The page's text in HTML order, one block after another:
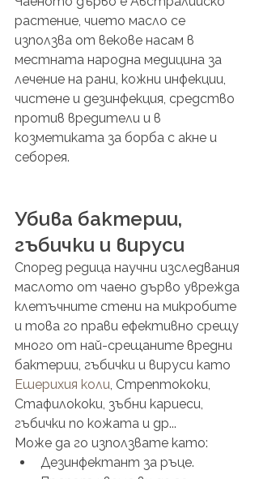
растение, чието масло се
използва от векове насам в
местната народна медицина за
лечение на рани, кожни инфекции,
чистене и дезинфекция, средство
против вредители и в
козметиката за борба с акне и
себорея.
Убива бактерии,
гъбички и вируси
Според редица научни изследвания
маслото от чаено дърво уврежда
клетъчните стени на микробите
и това го прави ефективно срещу
много от най-срещаните вредни
бактерии, гъбички и вируси като
Ешерихия коли, Стрептококи,
Стафилококи, зъбни кариеси,
гъбички по кожата и др...
Може да го използвате като:
Дезинфектант за ръце.